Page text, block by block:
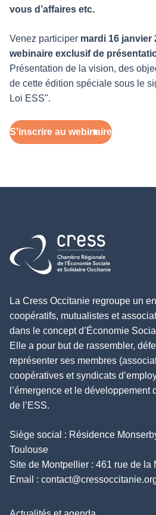
vous d’affaires etc.
Venez participer mardi 16 janvier
webinaire exclusif de
Présentation de la vision, des
de cette édition spéciale sous le
Loi ESS".
S'inscrire au webinaire
Retour à l'accueil
La Cress Occitanie regroupe un
coopératifs, mutualistes et
dans le concept d’Économie
Elle a pour but de rassembler,
représenter ses membres
coopératives et syndicats
l’émergence et le développement
de l’ESS.
Siège social : Résidence
Toulouse
Site de Montpellier : 461 rue de la
Email :